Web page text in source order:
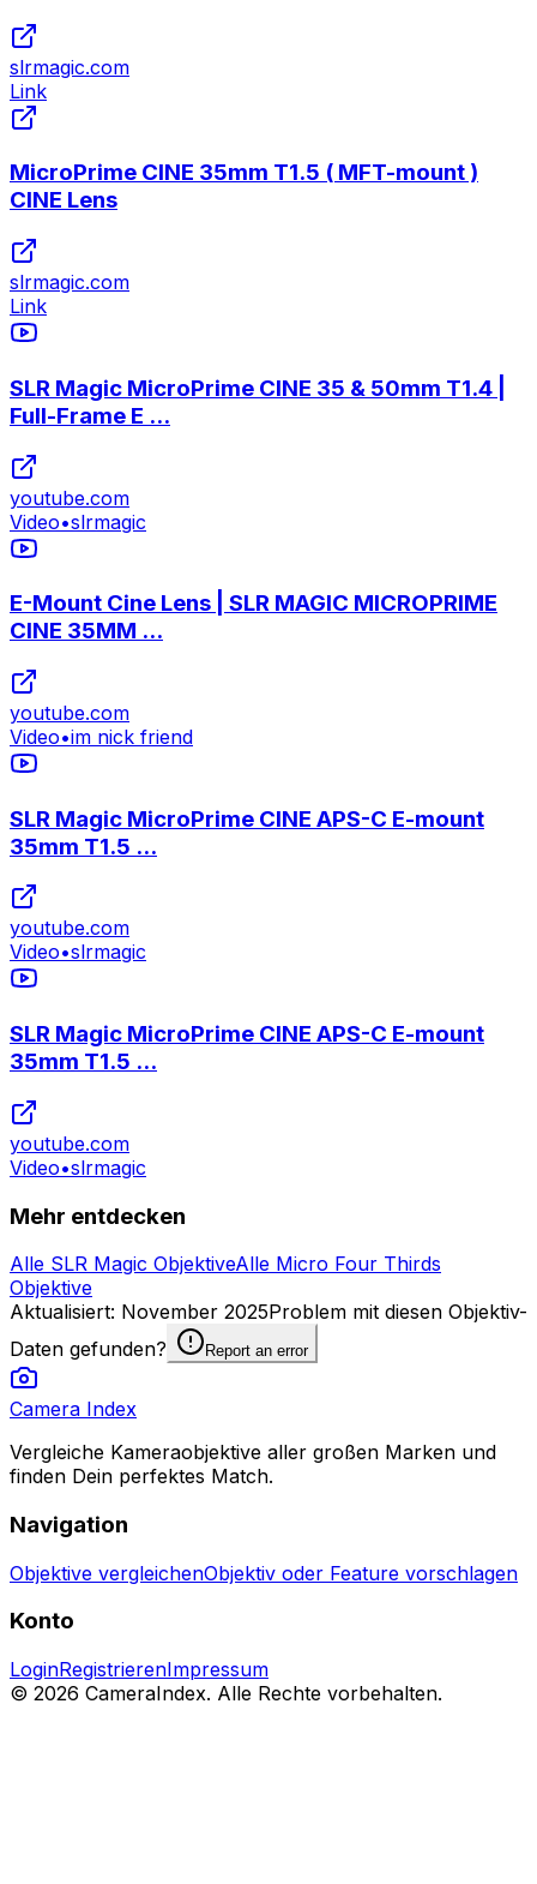
slrmagic.com
Link
MicroPrime CINE 35mm T1.5 ( MFT-mount )
CINE Lens
slrmagic.com
Link
SLR Magic MicroPrime CINE 35 & 50mm T1.4 |
Full-Frame E ...
youtube.com
Video•slrmagic
E-Mount Cine Lens | SLR MAGIC MICROPRIME
CINE 35MM ...
youtube.com
Video•im nick friend
SLR Magic MicroPrime CINE APS-C E-mount
35mm T1.5 ...
youtube.com
Video•slrmagic
SLR Magic MicroPrime CINE APS-C E-mount
35mm T1.5 ...
youtube.com
Video•slrmagic
Mehr entdecken
Alle SLR Magic ObjektiveAlle Micro Four Thirds
Objektive
Aktualisiert: November 2025Problem mit diesen Objektiv-
Daten gefunden?
Report an error
Camera Index
Vergleiche Kameraobjektive aller großen Marken und
finden Dein perfektes Match.
Navigation
Objektive vergleichenObjektiv oder Feature vorschlagen
Konto
LoginRegistrierenImpressum
© 2026 CameraIndex. Alle Rechte vorbehalten.